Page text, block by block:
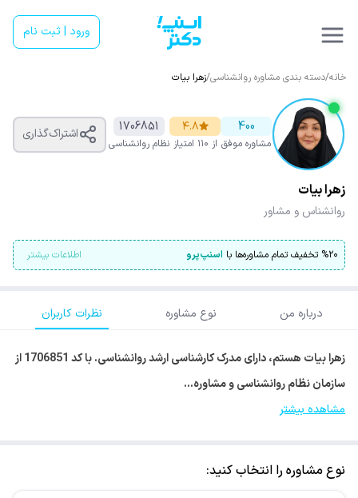
ورود | ثبت نام
خانه/دسته بندی مشاوره روانشناسی/زهرا بیات
400
مشاوره موفق
۴.۸
از ۱۱۰ امتیاز
1706851
نظام روانشناسی
اشتراک‌گذاری
زهرا بیات
روانشناس و مشاور
%۲۰ تخفیف تمام مشاوره‌ها با اسنپ‌پرو اطلاعات بیشتر
درباره من نوع مشاوره نظرات کاربران
زهرا بیات هستم، دارای مدرک کارشناسی ارشد روانشناسی. با کد 1706851 از
سازمان نظام روانشناسی و مشاوره…
مشاهده بیشتر
نوع مشاوره را انتخاب کنید: